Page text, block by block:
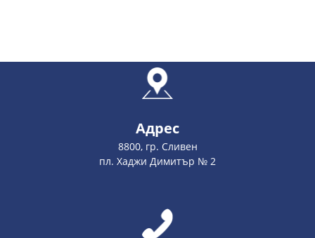
Адрес
8800, гр. Сливен
пл. Хаджи Димитър № 2